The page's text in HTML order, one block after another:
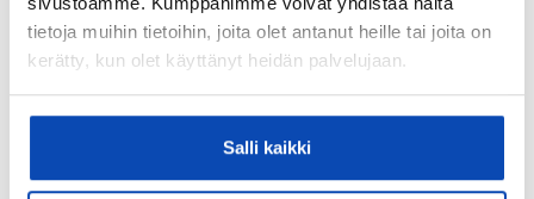
tietoja muihin tietoihin, joita olet antanut heille tai joita on
kerätty, kun olet käyttänyt heidän palvelujaan.
Salli kaikki
Harjakatto
Lämmitysjärjestelmä:
Kaukolämpö